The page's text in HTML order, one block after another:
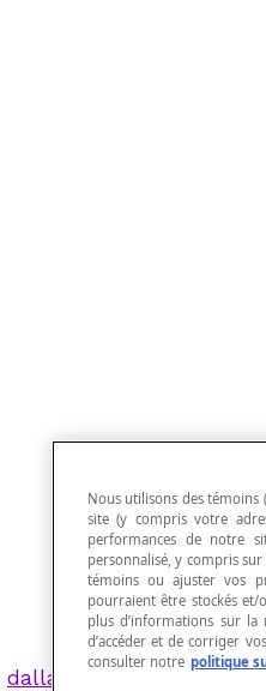
dallage
Nous utilisons des témoins
site (y compris votre
performances de notre
personnalisé, y compris
témoins ou ajuster vos
pourraient être stockés
plus d’informations sur
d’accéder et de corriger
consulter notre politique